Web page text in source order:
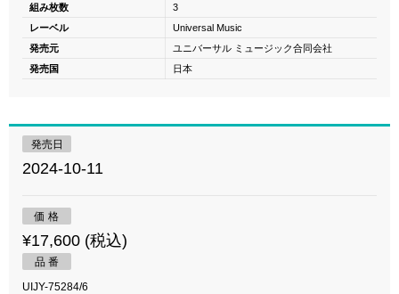
組み枚数
3
レーベル
Universal Music
発売元
ユニバーサル ミュージック合同会社
発売国
日本
発売日
2024-10-11
価 格
¥17,600 (税込)
品 番
UIJY-75284/6